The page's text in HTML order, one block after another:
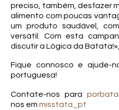
preciso, também, desfazer
alimento com poucas
um produto saudável,
versátil. Com esta
discutir a Lógica da
Fique connosco e ajude-
portuguesa!
Contate-nos para
nos em misstata_pt